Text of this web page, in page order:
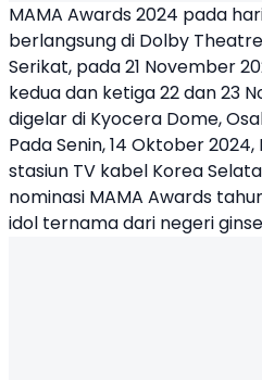
MAMA Awards2024 pada
berlangsung di Dolby
Serikat, pada 21 November
kedua dan ketiga 22 dan 23
digelar di Kyocera Dome,
Pada Senin, 14 Oktober
stasiun TV kabel Korea
nominasi MAMA Awards
idol ternama dari negeri